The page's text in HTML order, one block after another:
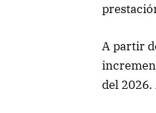
A partir
del